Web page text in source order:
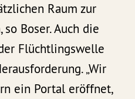
Raum zur
Boser. Auch die
Flüchtlingswelle
„Wir
ein Portal eröffnet,